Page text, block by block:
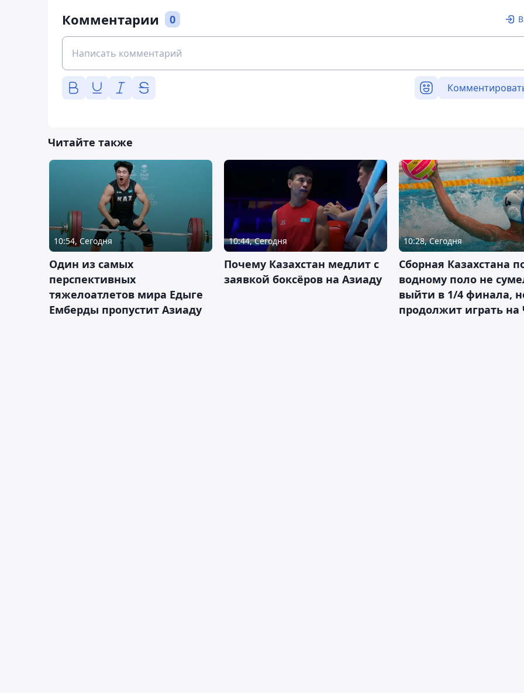
Комментарии 0
Читайте также
10:54, Сегодня
Один из самых
перспективных
тяжелоатлетов мира Едыге
Емберды пропустит Азиаду
10:44, Сегодня
Почему Казахстан медлит с
заявкой боксёров на Азиаду
10:28, Сегодня
Сборная Казахстана
водному поло не
выйти в 1/4 финала,
продолжит играть